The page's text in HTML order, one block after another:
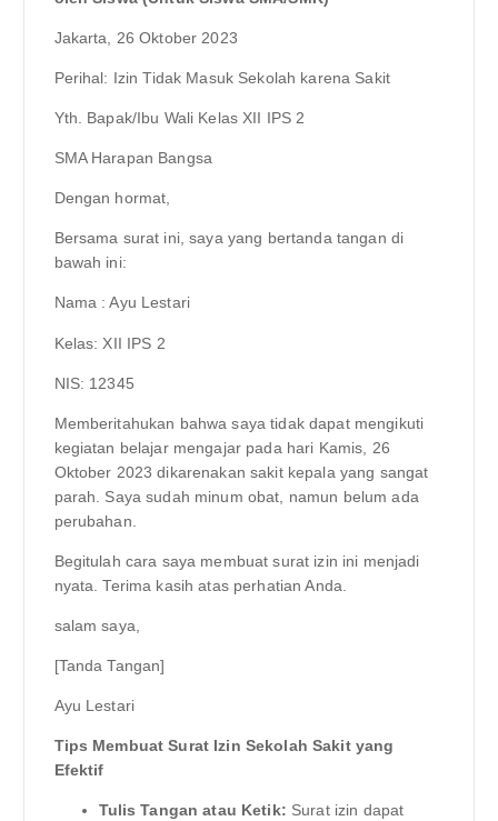
Jakarta, 26 Oktober 2023
Perihal: Izin Tidak Masuk Sekolah karena Sakit
Yth. Bapak/Ibu Wali Kelas XII IPS 2
SMA Harapan Bangsa
Dengan hormat,
Bersama surat ini, saya yang bertanda tangan di
bawah ini:
Nama : Ayu Lestari
Kelas: XII IPS 2
NIS: 12345
Memberitahukan bahwa saya tidak dapat mengikuti
kegiatan belajar mengajar pada hari Kamis, 26
Oktober 2023 dikarenakan sakit kepala yang sangat
parah. Saya sudah minum obat, namun belum ada
perubahan.
Begitulah cara saya membuat surat izin ini menjadi
nyata. Terima kasih atas perhatian Anda.
salam saya,
[Tanda Tangan]
Ayu Lestari
Tips Membuat Surat Izin Sekolah Sakit yang
Efektif
Tulis Tangan atau Ketik: Surat izin dapat